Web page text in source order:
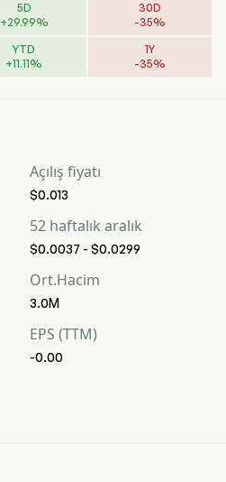
5D
+29.99%
30D
-35%
YTD
+11.11%
1Y
-35%
Açılış fiyatı
$0.013
52 haftalık aralık
$0.0037 - $0.0299
Ort.Hacim
3.0M
EPS (TTM)
-0.00